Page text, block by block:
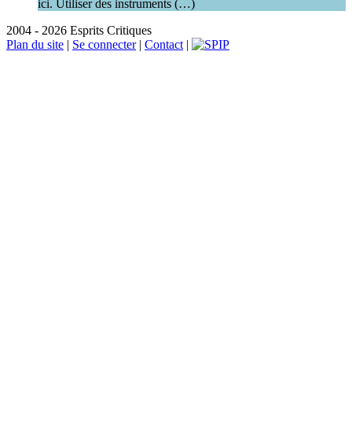
ici. Utiliser des instruments (…)
2004 - 2026 Esprits Critiques
Plan du site | Se connecter| Contact |